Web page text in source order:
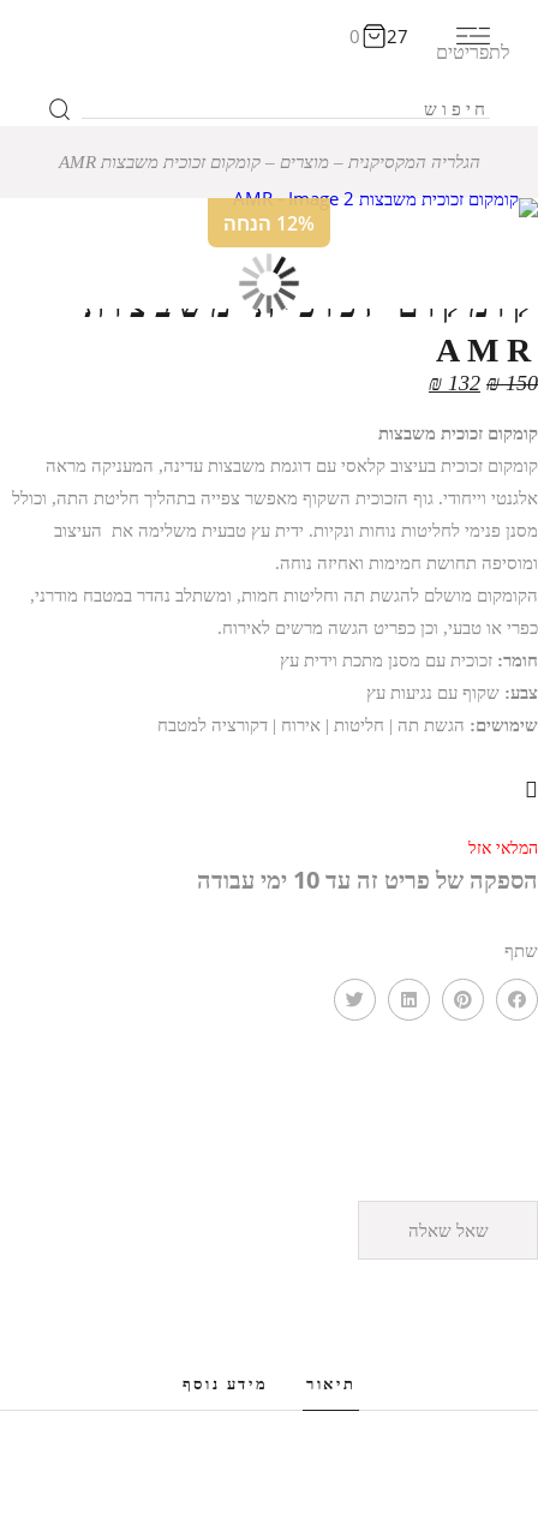
27
0
לתפריטים
הגלריה המקסיקנית ‒מוצרים ‒קומקום זכוכית משבצות AMR
12% הנחה
קומקום זכוכית משבצות
AMR
₪150
₪ 132
קומקום זכוכית משבצות
קומקום זכוכית בעיצוב קלאסי עם דוגמת משבצות עדינה, המעניקה מראה
אלגנטי וייחודי. גוף הזכוכית השקוף מאפשר צפייה בתהליך חליטת התה, וכולל
מסנן פנימי לחליטות נוחות ונקיות. ידית עץ טבעית משלימה את העיצוב
ומוסיפה תחושת חמימות ואחיזה נוחה.
הקומקום מושלם להגשת תה וחליטות חמות, ומשתלב נהדר במטבח מודרני,
כפרי או טבעי, וכן כפריט הגשה מרשים לאירוח.
חומר: זכוכית עם מסנן מתכת וידית עץ
צבע: שקוף עם נגיעות עץ
שימושים: הגשת תה | חליטות | אירוח | דקורציה למטבח
המלאי אזל
הספקה של פריט זה עד 10 ימי עבודה
שתף
שאל שאלה
תיאור מידע נוסף